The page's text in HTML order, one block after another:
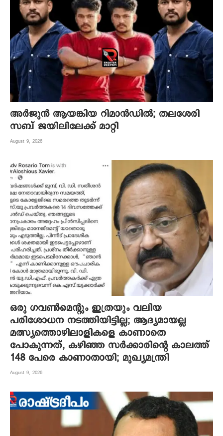
അർജുൻ ആയങ്കിയ റിമാൻഡിൽ; തലശേരി
സബ് ജയിലിലേക്ക് മാറ്റി
August 9, 2026
ഒരു ഗവൺമെന്റും ഇത്രയും വലിയ
പരിശോധന നടത്തിയിട്ടില്ല; ആദ്യമായല്ല
മത്സ്യത്തൊഴിലാളികളെ കാണാതെ
പോകുന്നത്, കഴിഞ്ഞ സർക്കാരിന്റെ കാലത്ത്
148 പേരെ കാണാതായി; മുഖ്യമന്ത്രി
August 9, 2026